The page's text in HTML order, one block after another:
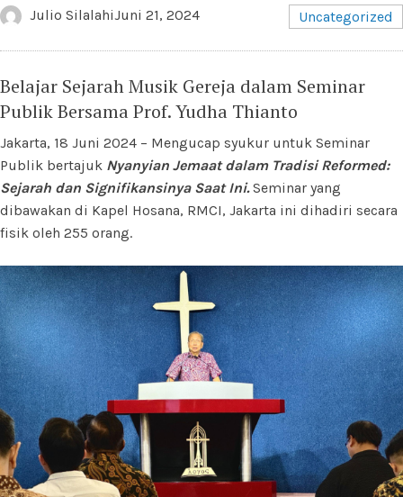
Julio SilalahiJuni 21, 2024 Uncategorized
Belajar Sejarah Musik Gereja dalam Seminar
Publik Bersama Prof. Yudha Thianto
Jakarta, 18 Juni 2024 – Mengucap syukur untuk Seminar
Publik bertajuk Nyanyian Jemaat dalam Tradisi Reformed:
Sejarah dan Signifikansinya Saat Ini.Seminar yang
dibawakan di Kapel Hosana, RMCI, Jakarta ini dihadiri secara
fisik oleh 255 orang.